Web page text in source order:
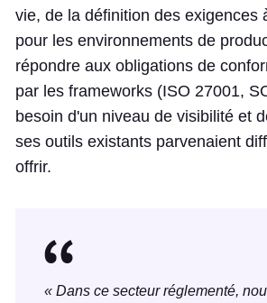
vie, de la définition des exigences
pour les environnements de
répondre aux obligations de
par les frameworks (ISO 27001,
besoin d'un niveau de visibilité et
ses outils existants parvenaient
offrir.
« Dans ce secteur réglementé,